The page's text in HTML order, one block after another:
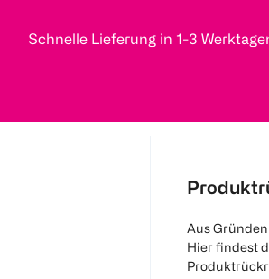
Schnelle Lieferung in 1-3
Aus
Hier findest